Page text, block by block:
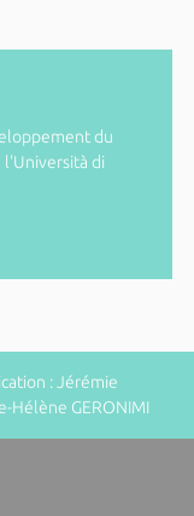
du
di
: Jérémie
GERONIMI